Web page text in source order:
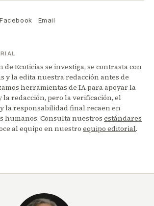
Facebook Email
de Ecoticias se investiga, se contrasta con
y la edita nuestra redacción antes de
herramientas de IA para apoyar la
la redacción, pero la verificación, el
la responsabilidad final recaen en
humanos. Consulta nuestros estándares
al equipo en nuestro equipo editorial.